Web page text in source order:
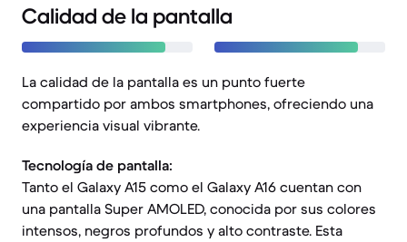
Calidad de la pantalla
La calidad de la pantalla es un punto fuerte
compartido por ambos smartphones, ofreciendo una
experiencia visual vibrante.
Tecnología de pantalla:
Tanto el Galaxy A15 como el Galaxy A16 cuentan con
una pantalla Super AMOLED, conocida por sus colores
intensos, negros profundos y alto contraste. Esta